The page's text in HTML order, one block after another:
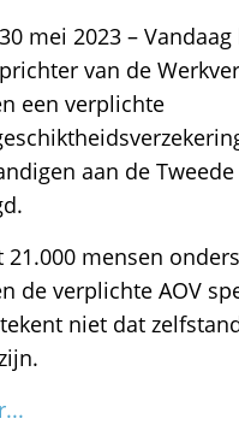
mei 2023 –
van de
een verplichte
aan de
21.000 mensen
de verplichte AOV
niet dat